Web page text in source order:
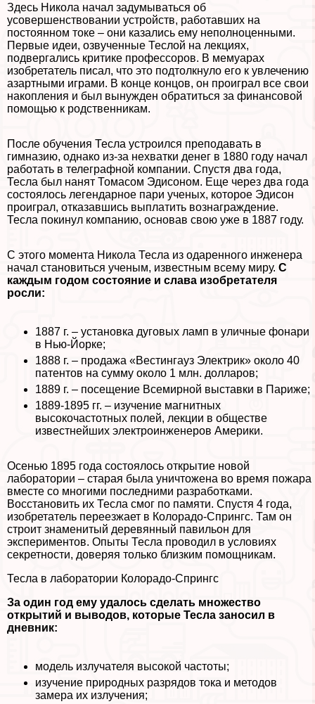
Здесь Никола начал задумываться об
усовершенствовании устройств, работавших на
постоянном токе – они казались ему неполноценными.
Первые идеи, озвученные Теслой на лекциях,
подвергались критике профессоров. В мемуарах
изобретатель писал, что это подтолкнуло его к увлечению
азapтными играми. В конце концов, он проиграл все свои
накопления и был вынужден обратиться за финансовой
помощью к родственникам.
После обучения Тесла устроился преподавать в
гимназию, однако из-за нехватки денег в 1880 году начал
работать в телеграфной компании. Спустя два года,
Тесла был нанят Томасом Эдисоном. Еще через два года
состоялось легендарное пари ученых, которое Эдисон
проиграл, отказавшись выплатить вознаграждение.
Тесла покинул компанию, основав свою уже в 1887 году.
С этого момента Никола Тесла из одаренного инженера
начал становиться ученым, известным всему миру. С
каждым годом состояние и слава изобретателя
росли:
1887 г. – установка дуговых ламп в уличные фонари
в Нью-Йорке;
1888 г. – продажа «Вестингауз Электрик» около 40
патентов на сумму около 1 млн. долларов;
1889 г. – посещение Всемирной выставки в Париже;
1889-1895 гг. – изучение магнитных
высокочастотных полей, лекции в обществе
известнейших электроинженеров Америки.
Осенью 1895 года состоялось открытие новой
лаборатории – старая была уничтожена во время пожара
вместе со многими последними разработками.
Восстановить их Тесла смог по памяти. Спустя 4 года,
изобретатель переезжает в Колорадо-Спрингс. Там он
строит знаменитый деревянный павильон для
экспериментов. Опыты Тесла проводил в условиях
секретности, доверяя только близким помощникам.
Тесла в лаборатории Колорадо-Спрингс
За один год ему удалось сделать множество
открытий и выводов, которые Тесла заносил в
дневник:
модель излучателя высокой частоты;
изучение природных разрядов тока и методов
замера их излучения;